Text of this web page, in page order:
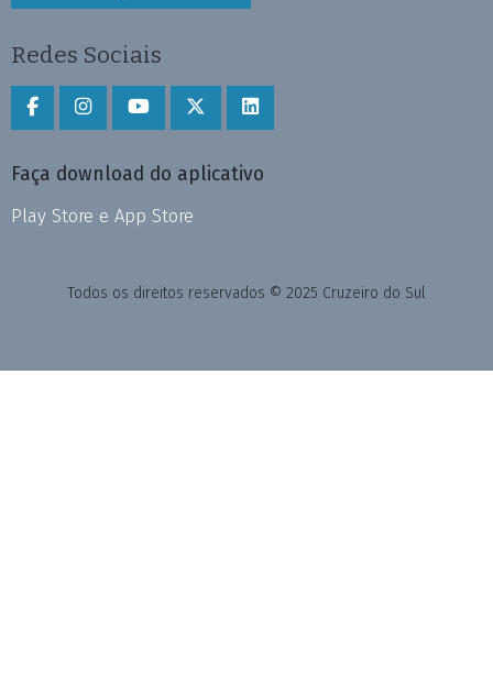
Redes Sociais
Faça download do aplicativo
Play Store e App Store
Todos os direitos reservados © 2025 Cruzeiro do Sul